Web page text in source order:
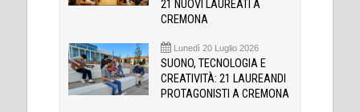
21 NUOVI LAUREATI A
CREMONA
Lunedì 20 Luglio 2026
SUONO, TECNOLOGIA E
CREATIVITÀ: 21 LAUREANDI
PROTAGONISTI A CREMONA